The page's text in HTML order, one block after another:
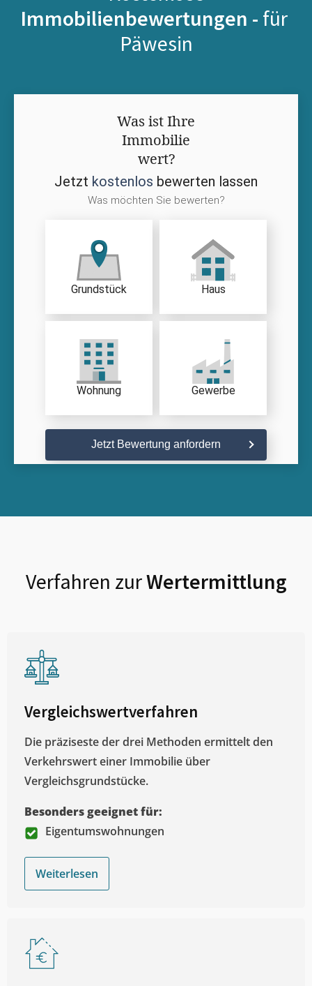
Immobilienbewertungen - für
Päwesin
Was ist Ihre
Immobilie
wert?
Jetzt kostenlos bewerten lassen
Was möchten Sie bewerten?
Grundstück Haus
Wohnung Gewerbe
Jetzt Bewertung anfordern
Verfahren zurWertermittlung
Vergleichswertverfahren
Die präziseste der drei Methoden ermittelt den
Verkehrswert einer Immobilie über
Vergleichsgrundstücke.
Besonders geeignet für:
Eigentumswohnungen
Weiterlesen